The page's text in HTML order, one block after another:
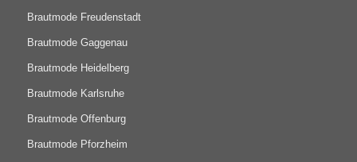
Brautmode Freudenstadt
Brautmode Gaggenau
Brautmode Heidelberg
Brautmode Karlsruhe
Brautmode Offenburg
Brautmode Pforzheim